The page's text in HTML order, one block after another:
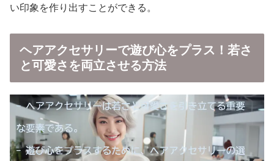
い印象を作り出すことができる。
ヘアアクセサリーで遊び心をプラス！若さ
と可愛さを両立させる方法